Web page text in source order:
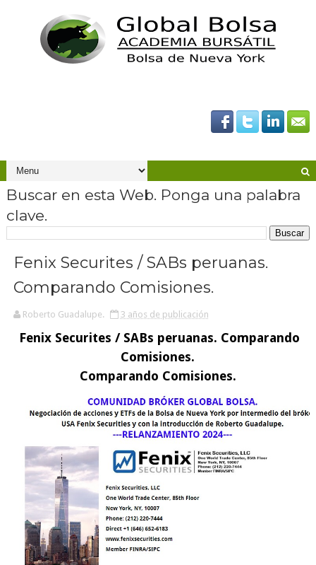
Buscar en esta Web. Ponga una palabra
clave.
Fenix Securites / SABs peruanas.
Comparando Comisiones.
Roberto Guadalupe. 3 años de publicación
Fenix Securites / SABs peruanas. Comparando
Comisiones.
Comparando Comisiones.